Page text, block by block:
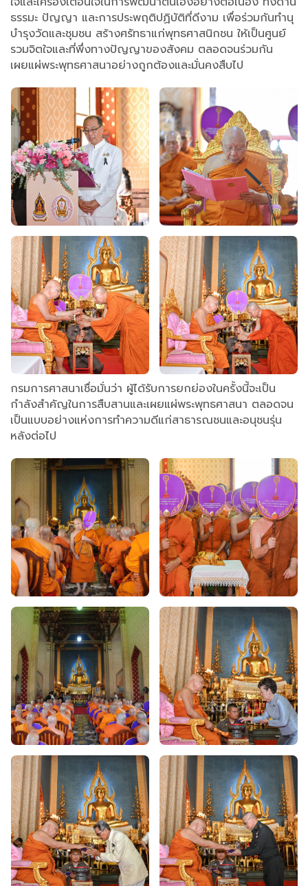
ธรรมะ ปัญญา และการประพฤติปฏิบัติที่ดีงาม เพื่อร่วมกันทำนุ
บำรุงวัดและชุมชน สร้างศรัทธาแก่พุทธศาสนิกชน ให้เป็นศูนย์
รวมจิตใจและที่พึ่งทางปัญญาของสังคม ตลอดจนร่วมกัน
เผยแผ่พระพุทธศาสนาอย่างถูกต้องและมั่นคงสืบไป
กรมการศาสนาเชื่อมั่นว่า ผู้ได้รับการยกย่องในครั้งนี้จะเป็น
กำลังสำคัญในการสืบสานและเผยแผ่พระพุทธศาสนา ตลอดจน
เป็นแบบอย่างแห่งการทำความดีแก่สาธารณชนและอนุชนรุ่น
หลังต่อไป